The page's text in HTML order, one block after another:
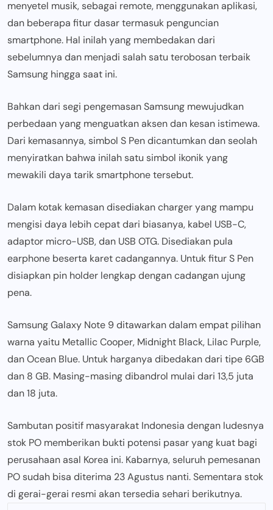
menyetel musik, sebagai remote, menggunakan aplikasi,
dan beberapa fitur dasar termasuk penguncian
smartphone. Hal inilah yang membedakan dari
sebelumnya dan menjadi salah satu terobosan terbaik
Samsung hingga saat ini.
Bahkan dari segi pengemasan Samsung mewujudkan
perbedaan yang menguatkan aksen dan kesan istimewa.
Dari kemasannya, simbol S Pen dicantumkan dan seolah
menyiratkan bahwa inilah satu simbol ikonik yang
mewakili daya tarik smartphone tersebut.
Dalam kotak kemasan disediakan charger yang mampu
mengisi daya lebih cepat dari biasanya, kabel USB-C,
adaptor micro-USB, dan USB OTG. Disediakan pula
earphone beserta karet cadangannya. Untuk fitur S Pen
disiapkan pin holder lengkap dengan cadangan ujung
pena.
Samsung Galaxy Note 9 ditawarkan dalam empat pilihan
warna yaitu Metallic Cooper, Midnight Black, Lilac Purple,
dan Ocean Blue. Untuk harganya dibedakan dari tipe 6GB
dan 8 GB. Masing-masing dibandrol mulai dari 13,5 juta
dan 18 juta.
Sambutan positif masyarakat Indonesia dengan ludesnya
stok PO memberikan bukti potensi pasar yang kuat bagi
perusahaan asal Korea ini. Kabarnya, seluruh pemesanan
PO sudah bisa diterima 23 Agustus nanti. Sementara stok
di gerai-gerai resmi akan tersedia sehari berikutnya.